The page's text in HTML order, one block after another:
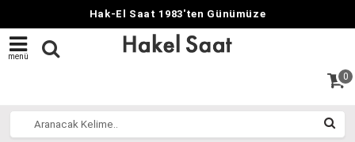
Hak-El Saat 1983'ten Günümüze
menü
0